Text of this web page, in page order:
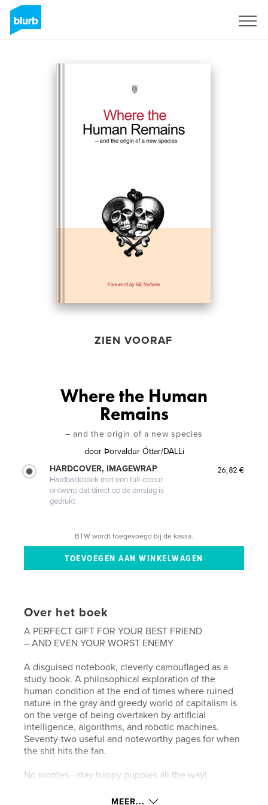
ZIEN VOORAF
Where the Human
Remains
– and the origin of a new species
door Þorvaldur Óttar/DALLi
HARDCOVER, IMAGEWRAP
Hardbackboek met een full-colour
ontwerp dat direct op de omslag is
gedrukt
26,82 €
BTW wordt toegevoegd bij de kassa.
Over het boek
A PERFECT GIFT FOR YOUR BEST FRIEND
– AND EVEN YOUR WORST ENEMY
A disguised notebook, cleverly camouflaged as a
study book. A philosophical exploration of the
human condition at the end of times where ruined
nature in the gray and greedy world of capitalism is
on the verge of being overtaken by artificial
intelligence, algorithms, and robotic machines.
Seventy-two useful and noteworthy pages for when
the shit hits the fan.
No worries—stay happy puppies all the way!
MEER...